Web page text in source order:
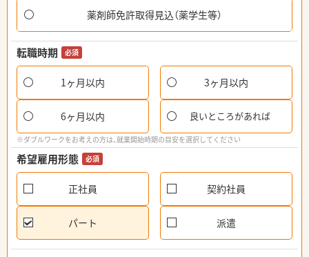
薬剤師免許取得見込（薬学生等）
転職時期 必須
1ヶ月以内 3ヶ月以内
6ヶ月以内 良いところがあれば
※ダブルワークをお考えの方は、就業開始時期の目安を選択してください
希望雇用形態 必須
正社員 契約社員
パート 派遣